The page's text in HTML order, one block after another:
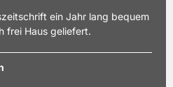
Oder möchten Sie sich
Zeitschrift machen? Kein
Möglichkeit, ein
dem Architektur & Wohnen
eindrucksvolle Bilder von
ein Jahr lang bequem
frei Haus geliefert.